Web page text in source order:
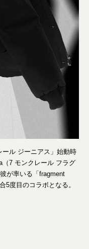
ール ジーニアス」始動時
7 モンクレール フラグ
が率いる「fragment
5度目のコラボとなる。